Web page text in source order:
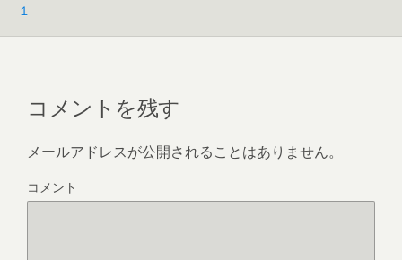
k
１
コメントを残す
メールアドレスが公開されることはありません。
コメント